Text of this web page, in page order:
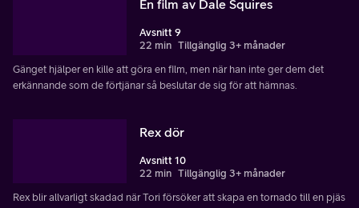
En film av Dale Squires
Avsnitt 9
22 min Tillgänglig 3+ månader
Gänget hjälper en kille att göra en film, men när han inte ger dem det
erkännande som de förtjänar så beslutar de sig för att hämnas.
Rex dör
Avsnitt 10
22 min Tillgänglig 3+ månader
Rex blir allvarligt skadad när Tori försöker att skapa en tornado till en pjäs